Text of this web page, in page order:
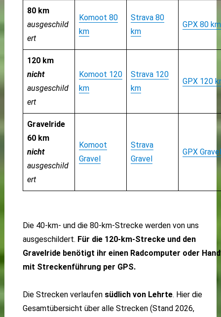
80 km
ausgeschild
ert
Komoot 80
km
Strava 80
km
GPX 80 km
120 km
nicht
ausgeschild
ert
Komoot 120
km
Strava 120
km
GPX 120
Gravelride
60 km
nicht
ausgeschild
ert
Komoot
Gravel
Strava
Gravel
GPX Gravel
Die 40-km- und die 80-km-Strecke werden von uns
ausgeschildert. Für die 120-km-Strecke und den
Gravelride benötigt ihr einen Radcomputer oder
mit Streckenführung per GPS.
Die Strecken verlaufen südlich von Lehrte. Hier die
Gesamtübersicht über alle Strecken (Stand 2026,